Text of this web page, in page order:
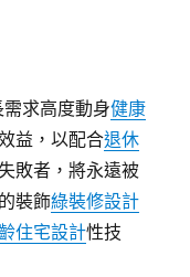
求高度動身健康
益，以配合退休
敗者，將永遠被
裝飾綠裝修設計
住宅設計性技